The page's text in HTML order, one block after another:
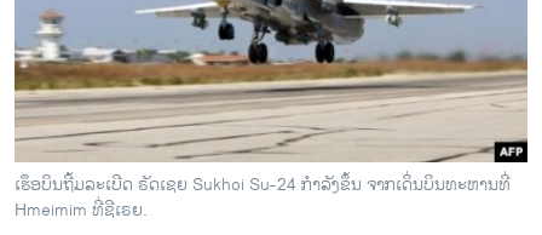
ຊຸມຊົນຊາວລາວ
ວິທະຍາສາດ-ເທັກໂນໂລຈີ
ທຸລະກິດ
ພາສາອັງກິດ
ວີດີໂອ
ເຮຶອບິນຖີ້ມລະເບີດ ຣັດເຊຍ Sukhoi Su-24 ກຳລັງຂຶ້ນ ຈາກເດິ່ນບິນທະຫານທີ່
Hmeimim ທີ່ຊີເຣຍ.